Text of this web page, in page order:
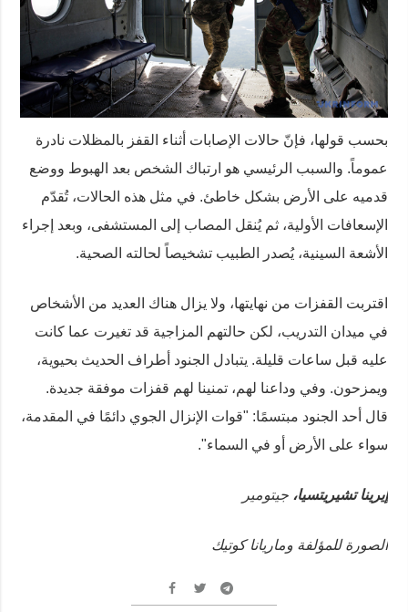
بحسب قولها، فإنّ حالات الإصابات أثناء القفز بالمظلات نادرة
عموماً. والسبب الرئيسي هو ارتباك الشخص بعد الهبوط ووضع
قدميه على الأرض بشكل خاطئ. في مثل هذه الحالات، تُقدّم
الإسعافات الأولية، ثم يُنقل المصاب إلى المستشفى، وبعد إجراء
الأشعة السينية، يُصدر الطبيب تشخيصاً لحالته الصحية.
اقتربت القفزات من نهايتها، ولا يزال هناك العديد من الأشخاص
في ميدان التدريب، لكن حالتهم المزاجية قد تغيرت عما كانت
عليه قبل ساعات قليلة. يتبادل الجنود أطراف الحديث بحيوية،
ويمزحون. وفي وداعنا لهم، تمنينا لهم قفزات موفقة جديدة.
قال أحد الجنود مبتسمًا: "قوات الإنزال الجوي دائمًا في المقدمة،
سواء على الأرض أو في السماء".
إيرينا تشيريتسيا، جيتومير
الصورة للمؤلفة وماريانا كوتيك